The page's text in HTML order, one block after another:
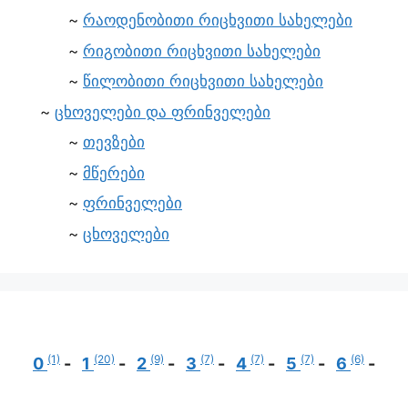
რაოდენობითი რიცხვითი სახელები
რიგობითი რიცხვითი სახელები
წილობითი რიცხვითი სახელები
ცხოველები და ფრინველები
თევზები
მწერები
ფრინველები
ცხოველები
0 (1) 1 (20) 2 (9) 3 (7) 4 (7) 5 (7) 6 (6)